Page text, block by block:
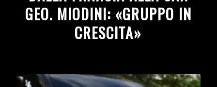
GEO. MIODINI: «GRUPPO IN
CRESCITA»